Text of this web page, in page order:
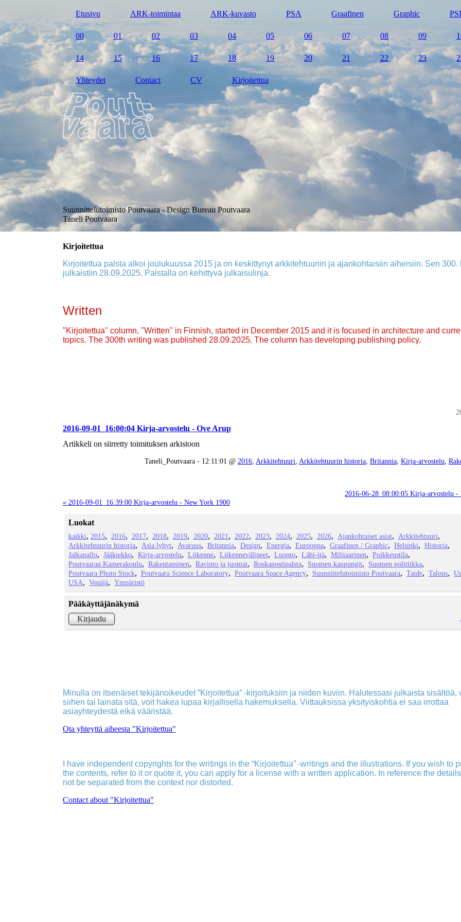
Etusivu ARK-toimintaa ARK-kuvasto PSA Graafinen Graphic
00 01 02 03 04 05 06 07 08 09
14 15 16 17 18 19 20 21 22 23
Yhteydet Contact CV Kirjoitettua
Suunnittelutoimisto Poutvaara - Design Bureau Poutvaara
Taneli Poutvaara
Kirjoitettua
Kirjoitettua palsta alkoi joulukuussa 2015 ja on keskittynyt arkkitehtuuriin ja ajankohtaisiin aiheisiin. Sen 300.
julkaistiin 28.09.2025. Palstalla on kehittyvä julkaisulinja.
Written
"Kirjoitettua" column, "Written" in Finnish, started in December 2015 and it is focused in architecture and
topics. The 300th writing was published 28.09.2025. The column has developing publishing policy.
2016-09-01_16:00:04 Kirja-arvostelu - Ove Arup
Artikkeli on siirretty toimituksen arkistoon
Taneli_Poutvaara - 12:11:01 @ 2016 Arkkitehtuuri Arkkitehtuurin historia Britannia Kirja-arvostelu
2016-06-28_08:00:05 Kirja-arvostelu -
« 2016-09-01_16:39:00 Kirja-arvostelu - New York 1900
Luokat
kaikki 2015 2016 2017 2018 2019 2020 2021 2022 2023 2024 2025 2026 Ajankohtaiset asiat
Arkkitehtuuri
Arkkitehtuurin historia
Asia lyhyt Avaruus Britannia Design Energia Eurooppa Graafinen / Graphic Helsinki
Historia
Jalkapallo
Jääkiekko Kirja-arvostelu Liikenne Liikennevälineet Luonto Lähi-itä Militaarinen
Poikkeustila
Poutvaaran Kamerakoulu
Rakentaminen Ravinto ja juomat Roskapostipalsta Suomen kaupungit
Suomen politiikka
Poutvaara Photo Stock
Poutvaara Science Laboratory Poutvaara Space Agency Suunnittelutoimisto Poutvaara Taide Talous
USA
Venäjä Ympäristö
Pääkäyttäjänäkymä
Kirjaudu
Minulla on itsenäiset tekijänoikeudet ”Kirjoitettua” -kirjoituksiin ja niiden kuviin. Halutessasi julkaista sisältöä,
siihen tai lainata sitä, voit hakea lupaa kirjallisella hakemuksella. Viittauksissa yksityiskohtia ei saa irrottaa
asiayhteydestä eikä vääristää.
Ota yhteyttä aiheesta "Kirjoitettua"
I have independent copyrights for the writings in the “Kirjoitettua” -writings and the illustrations. If you wish to
the contents, refer to it or quote it, you can apply for a license with a written application. In reference the
not be separated from the context nor distorted.
Contact about "Kirjoitettua"